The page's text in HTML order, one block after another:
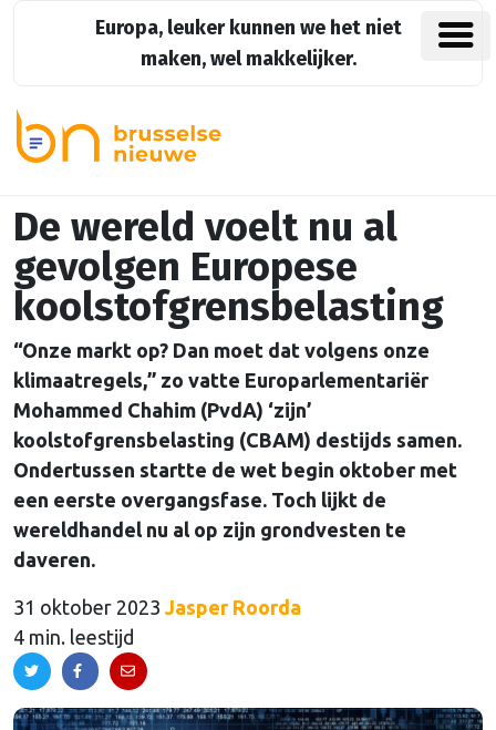
Europa, leuker kunnen we het niet
maken, wel makkelijker.
De wereld voelt nu al
gevolgen Europese
koolstofgrensbelasting
“Onze markt op? Dan moet dat volgens onze
klimaatregels,” zo vatte Europarlementariër
Mohammed Chahim (PvdA) ‘zijn’
koolstofgrensbelasting (CBAM) destijds samen.
Ondertussen startte de wet begin oktober met
een eerste overgangsfase. Toch lijkt de
wereldhandel nu al op zijn grondvesten te
daveren.
31 oktober 2023 Jasper Roorda
4 min. leestijd